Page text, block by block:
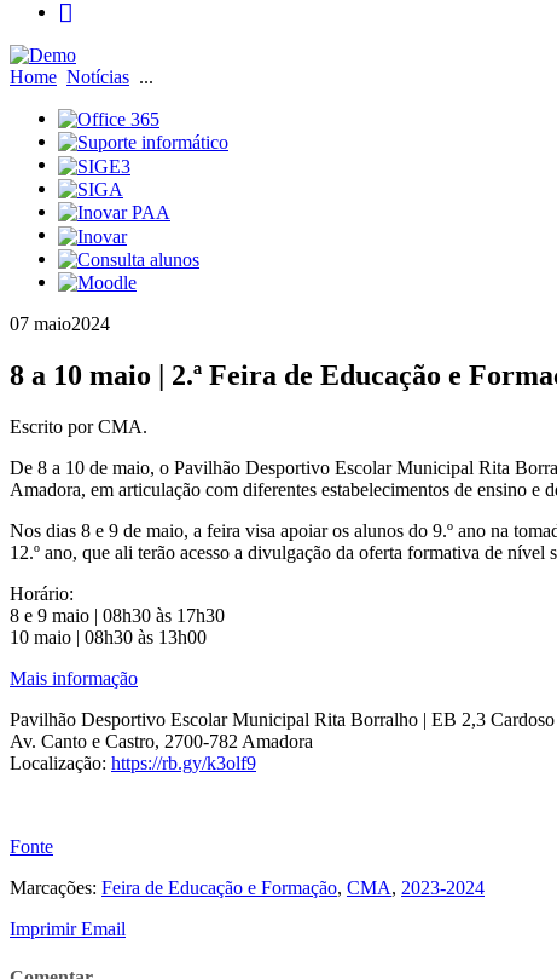
Home Notícias ...
07 maio2024
8 a 10 maio | 2.ª Feira de Educação e
Escrito por CMA.
De 8 a 10 de maio, o Pavilhão Desportivo Escolar Municipal Rita
Amadora, em articulação com diferentes estabelecimentos de ensino e
Nos dias 8 e 9 de maio, a feira visa apoiar os alunos do 9.º ano na
12.º ano, que ali terão acesso a divulgação da oferta formativa de
Horário:
8 e 9 maio | 08h30 às 17h30
10 maio | 08h30 às 13h00
Mais informação
Pavilhão Desportivo Escolar Municipal Rita Borralho | EB 2,3
Av. Canto e Castro, 2700-782 Amadora
Localização: https://rb.gy/k3olf9
Fonte
Marcações: Feira de Educação e Formação, CMA, 2023-2024
ImprimirEmail